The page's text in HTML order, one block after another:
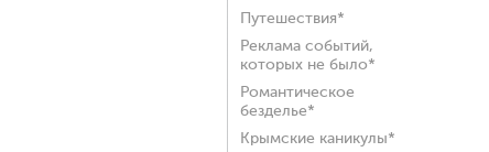
Путешествия*
Реклама событий,
которых не было*
Романтическое
безделье*
Крымские каникулы*